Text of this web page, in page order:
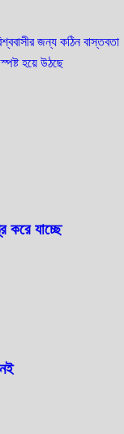
জন্য কঠিন বাস্তবতা
হয়ে উঠছে
করে যাচ্ছে